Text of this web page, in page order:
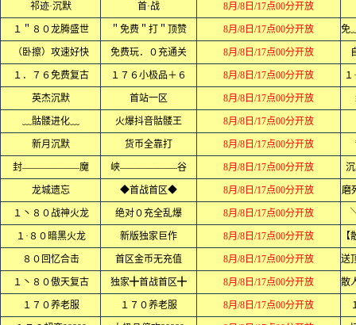
祁迹·沉默 首·战 8月/8日/17点00分开放
１＂８０龙腾盛世 ＂免费＂打＂顶赞 8月/8日/17点00分开放
（卧擦）攻速好快 免费玩．０充通关 8月/8日/17点00分开放
１．７６免费复古 １７６小极品＋６ 8月/8日/17点00分开放
英杰沉默 首站一区 8月/8日/17点00分开放
﹏骷髅进化﹏ 火爆抖音骷髅王 8月/8日/17点00分开放
新月沉默 货币全靠打 8月/8日/17点00分开放
封——————魔 峡——————谷 8月/8日/17点00分开放
龙城遗忘 ◆首战首区◆ 8月/8日/17点00分开放 磨
１丶８０战神火龙 绝对０充全乱爆 8月/8日/17点00分开放
１·８０暗黑火龙 新版独家巨作 8月/8日/17点00分开放
８０回忆合击 首区金币无充值 8月/8日/17点00分开放
１丶８０傲天复古 独家╋首战首区╋ 8月/8日/17点00分开放
１７０养老服 １７０养老服 8月/8日/17点00分开放